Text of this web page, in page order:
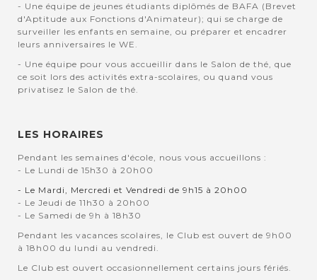
- Une équipe de jeunes étudiants diplômés de BAFA (Brevet
d'Aptitude aux Fonctions d'Animateur); qui se charge de
surveiller les enfants en semaine, ou préparer et encadrer
leurs anniversaires le WE.
- Une équipe pour vous accueillir dans le Salon de thé, que
ce soit lors des activités extra-scolaires, ou quand vous
privatisez le Salon de thé.
LES HORAIRES
Pendant les semaines d'école, nous vous accueillons :
- Le Lundi de 15h30 à 20h00
- Le Mardi, Mercredi et Vendredi de 9h15 à 20h00
- Le Jeudi de 11h30 à 20h00
- Le Samedi de 9h à 18h30
Pendant les vacances scolaires, le Club est ouvert de 9h00
à 18h00 du lundi au vendredi.
Le Club est ouvert occasionnellement certains jours fériés.